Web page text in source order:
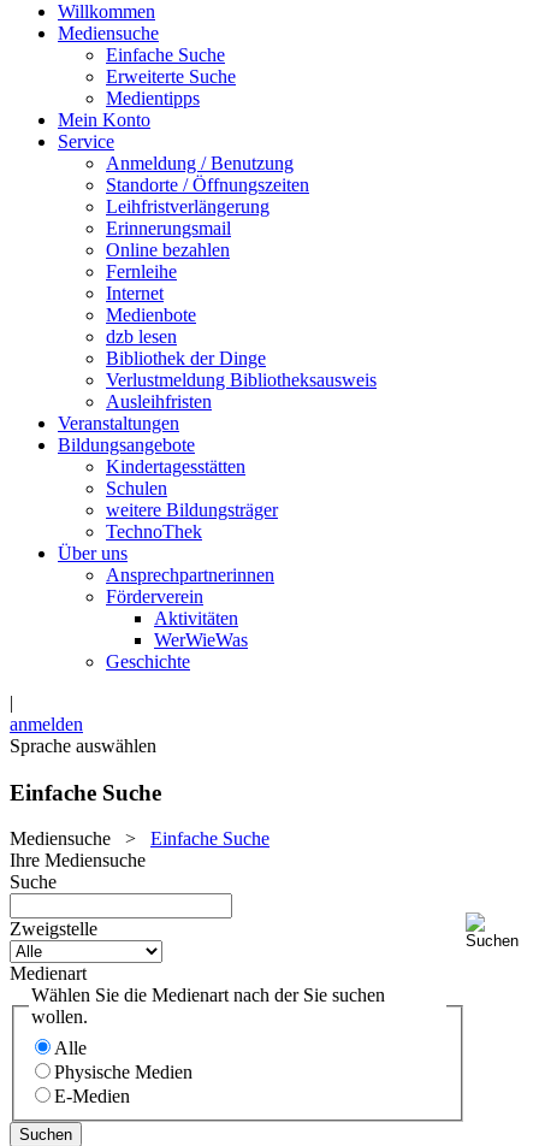
Willkommen
Mediensuche
Einfache Suche
Erweiterte Suche
Medientipps
Mein Konto
Service
Anmeldung / Benutzung
Standorte / Öffnungszeiten
Leihfristverlängerung
Erinnerungsmail
Online bezahlen
Fernleihe
Internet
Medienbote
dzb lesen
Bibliothek der Dinge
Verlustmeldung Bibliotheksausweis
Ausleihfristen
Veranstaltungen
Bildungsangebote
Kindertagesstätten
Schulen
weitere Bildungsträger
TechnoThek
Über uns
Ansprechpartnerinnen
Förderverein
Aktivitäten
WerWieWas
Geschichte
|
anmelden
Sprache auswählen
Einfache Suche
Mediensuche > Einfache Suche
Ihre Mediensuche
Suche
Zweigstelle
Medienart
Wählen Sie die Medienart nach der Sie suchen
wollen.
Alle
Physische Medien
E-Medien